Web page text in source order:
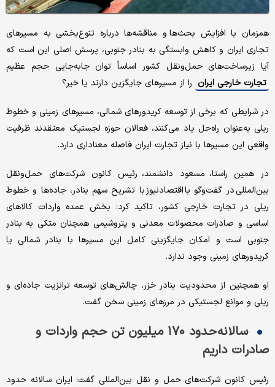
همزمان با افزایش بحث‌‌ها و مناقشه‌ها درباره تنوع‌بخشی به مسیرهای
تجاری ایران و کاهش وابستگی به بنادر جنوبی، پرسش اصلی این است که
آیا زیرساخت‌های حمل‌ونقل کشور اساساً توان جابه‌جایی حجم عظیم
تجارت خارجی ایران را از مسیرهای جایگزین دارند یا خیر؟
در شرایطی که برخی از توسعه کریدورهای شمالی، مسیرهای زمینی و خطوط
ریلی به‌عنوان راه‌حل یاد می‌کنند، فعالان حوزه لجستیک معتقدند ظرفیت
واقعی این مسیرها با نیاز تجارت ایران فاصله معناداری دارد.
در همین راستا، مسعود دانشمند، رئیس کانون شرکت‌های حمل‌ونقل
بین‌المللی در گفت‌وگو با اقتصادنیوز با تشریح سهم بنادر، جاده‌ها و خطوط
ریلی در تجارت خارجی کشور، تاکید کرد: بخش عمده واردات کالاهای
اساسی و صادرات محصولات معدنی و پتروشیمی همچنان متکی به بنادر
جنوبی است و امکان جایگزینی کامل این مسیرها با بنادر شمالی یا
کریدورهای زمینی وجود ندارد.
او همچنین از محدودیت بنادر خزر، چالش‌های توسعه ترانزیت جاده‌ای و
ریلی و موانع لجستیکی در مرزهای زمینی سخن گفت.
سالانه حدود ۱۷۰ میلیون تن حجم واردات و
صادرات داریم
رئیس کانون شرکت‌های حمل و نقل بین‌المللی گفت: ایران سالانه حدود